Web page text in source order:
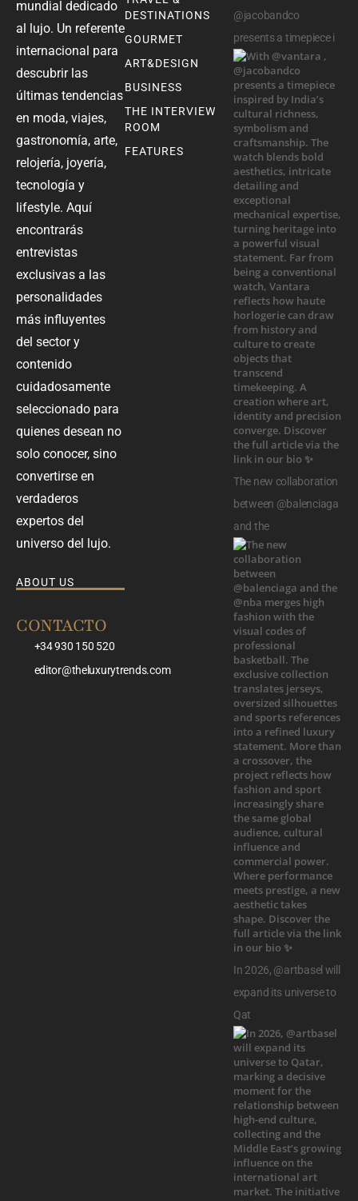
mundial dedicado
al lujo. Un referente
internacional para
descubrir las
últimas tendencias
en moda, viajes,
gastronomía, arte,
relojería, joyería,
tecnología y
lifestyle. Aquí
encontrarás
entrevistas
exclusivas a las
personalidades
más influyentes
del sector y
contenido
cuidadosamente
seleccionado para
quienes desean no
solo conocer, sino
convertirse en
verdaderos
expertos del
universo del lujo.
ABOUT US
CONTACTO
+34 930 150 520
editor@theluxurytrends.com
DESTINATIONS
GOURMET
ART&DESIGN
BUSINESS
THE INTERVIEW
ROOM
FEATURES
@jacobandco
presents a timepiece i
The new collaboration
between @balenciaga
and the
In 2026, @artbasel will
expand its universe to
Qat